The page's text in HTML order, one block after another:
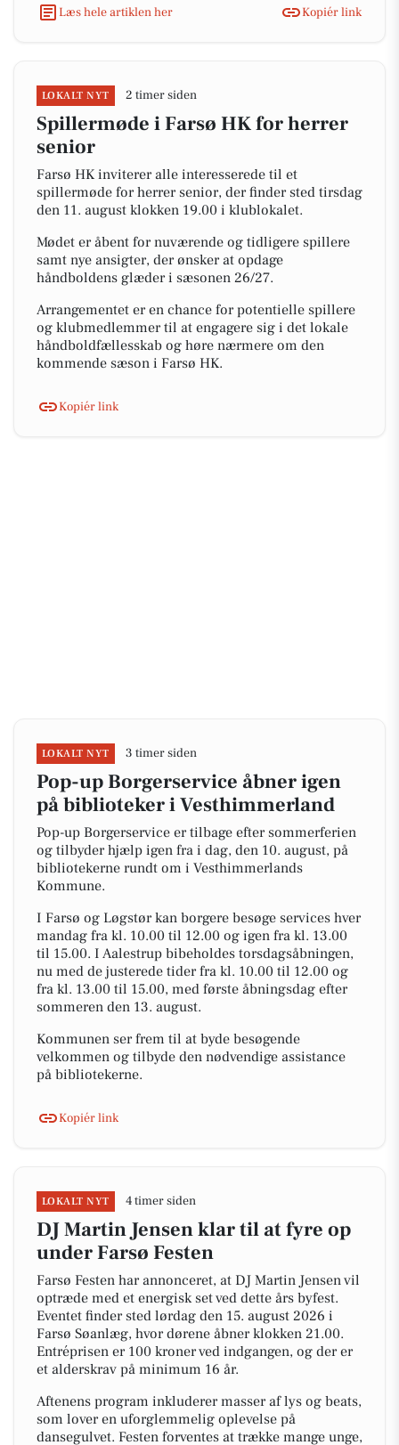
Læs hele artiklen her Kopiér link
LOKALT NYT 2 timer siden
Spillermøde i Farsø HK for herrer
senior
Farsø HK inviterer alle interesserede til et
spillermøde for herrer senior, der finder sted tirsdag
den 11. august klokken 19.00 i klublokalet.
Mødet er åbent for nuværende og tidligere spillere
samt nye ansigter, der ønsker at opdage
håndboldens glæder i sæsonen 26/27.
Arrangementet er en chance for potentielle spillere
og klubmedlemmer til at engagere sig i det lokale
håndboldfællesskab og høre nærmere om den
kommende sæson i Farsø HK.
Kopiér link
LOKALT NYT 3 timer siden
Pop-up Borgerservice åbner igen
på biblioteker i Vesthimmerland
Pop-up Borgerservice er tilbage efter sommerferien
og tilbyder hjælp igen fra i dag, den 10. august, på
bibliotekerne rundt om i Vesthimmerlands
Kommune.
I Farsø og Løgstør kan borgere besøge services hver
mandag fra kl. 10.00 til 12.00 og igen fra kl. 13.00
til 15.00. I Aalestrup bibeholdes torsdagsåbningen,
nu med de justerede tider fra kl. 10.00 til 12.00 og
fra kl. 13.00 til 15.00, med første åbningsdag efter
sommeren den 13. august.
Kommunen ser frem til at byde besøgende
velkommen og tilbyde den nødvendige assistance
på bibliotekerne.
Kopiér link
LOKALT NYT 4 timer siden
DJ Martin Jensen klar til at fyre op
under Farsø Festen
Farsø Festen har annonceret, at DJ Martin Jensen vil
optræde med et energisk set ved dette års byfest.
Eventet finder sted lørdag den 15. august 2026 i
Farsø Søanlæg, hvor dørene åbner klokken 21.00.
Entréprisen er 100 kroner ved indgangen, og der er
et alderskrav på minimum 16 år.
Aftenens program inkluderer masser af lys og beats,
som lover en uforglemmelig oplevelse på
dansegulvet. Festen forventes at trække mange unge,